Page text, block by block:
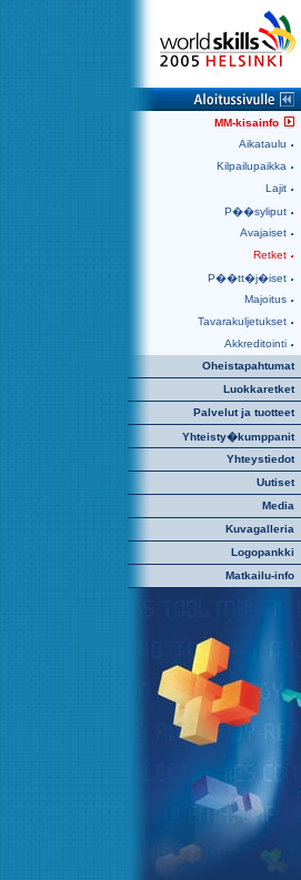
MM-kisainfo
Aikataulu
Kilpailupaikka
Lajit
P��syliput
Avajaiset
Retket
P��tt�j�iset
Majoitus
Tavarakuljetukset
Akkreditointi
Oheistapahtumat
Luokkaretket
Palvelut ja tuotteet
Yhteisty�kumppanit
Yhteystiedot
Uutiset
Media
Kuvagalleria
Logopankki
Matkailu-info